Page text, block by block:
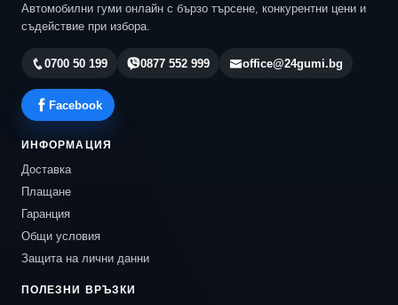
Автомобилни гуми онлайн с бързо търсене, конкурентни цени и
съдействие при избора.
0700 50 199 0877 552 999 office@24gumi.bg
Facebook
ИНФОРМАЦИЯ
Доставка
Плащане
Гаранция
Общи условия
Защита на лични данни
ПОЛЕЗНИ ВРЪЗКИ